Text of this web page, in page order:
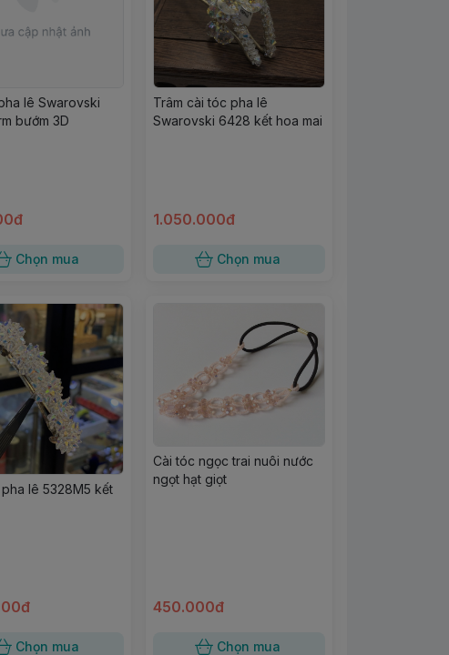
lê Swarovski
bướm 3D
Chọn mua
Trâm cài tóc pha lê
Swarovski 6428 kết hoa mai
1.050.000đ
Chọn mua
lê 5328M5 kết
Chọn mua
Cài tóc ngọc trai nuôi nước
ngọt hạt giọt
450.000đ
Chọn mua